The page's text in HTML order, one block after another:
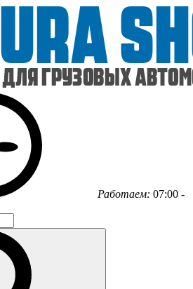
Работаем: 07:00 -